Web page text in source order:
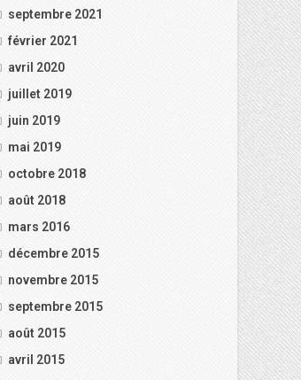
septembre 2021
février 2021
avril 2020
juillet 2019
juin 2019
mai 2019
octobre 2018
août 2018
mars 2016
décembre 2015
novembre 2015
septembre 2015
août 2015
avril 2015